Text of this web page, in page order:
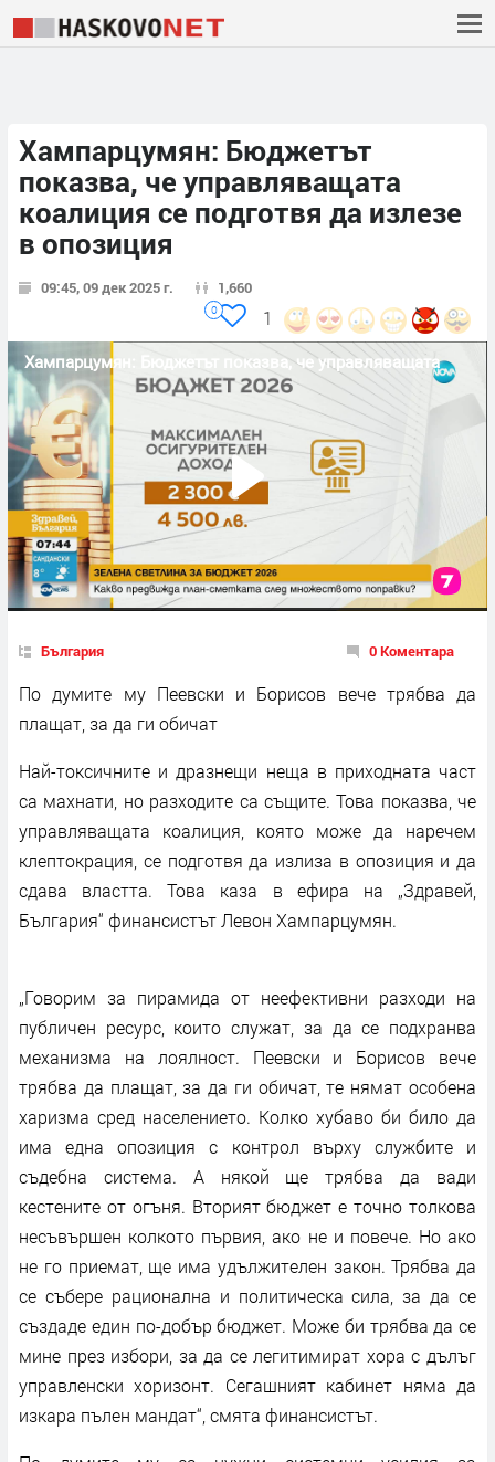
Хампарцумян: Бюджетът
показва, че управляващата
коалиция се подготвя да излезе
в опозиция
09:45, 09 дек 2025 г. 1,660
1
0
България 0 Коментара
По думите му Пеевски и Борисов вече трябва да
плащат, за да ги обичат
Най-токсичните и дразнещи неща в приходната част
са махнати, но разходите са същите. Това показва, че
управляващата коалиция, която може да наречем
клептокрация, се подготвя да излиза в опозиция и да
сдава властта. Това каза в ефира на „Здравей,
България“ финансистът Левон Хампарцумян.
„Говорим за пирамида от неефективни разходи на
публичен ресурс, които служат, за да се подхранва
механизма на лоялност. Пеевски и Борисов вече
трябва да плащат, за да ги обичат, те нямат особена
харизма сред населението. Колко хубаво би било да
има една опозиция с контрол върху службите и
съдебна система. А някой ще трябва да вади
кестените от огъня. Вторият бюджет е точно толкова
несъвършен колкото първия, ако не и повече. Но ако
не го приемат, ще има удължителен закон. Трябва да
се събере рационална и политическа сила, за да се
създаде един по-добър бюджет. Може би трябва да се
мине през избори, за да се легитимират хора с дълъг
управленски хоризонт. Сегашният кабинет няма да
изкара пълен мандат“, смята финансистът.